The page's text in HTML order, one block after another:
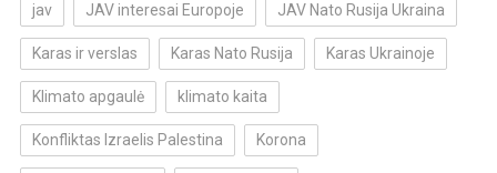
jav JAV interesai Europoje JAV Nato Rusija Ukraina
Karas ir verslas Karas Nato Rusija Karas Ukrainoje
Klimato apgaulė klimato kaita
Konfliktas Izraelis Palestina Korona